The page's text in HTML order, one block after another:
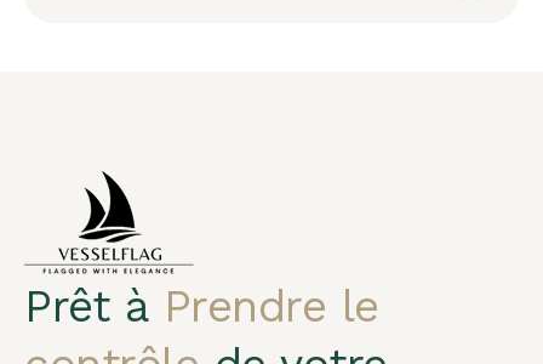
Prêt à Prendre le